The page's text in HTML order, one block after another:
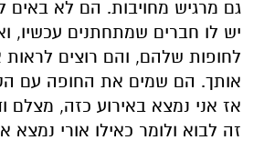
גם מרגיש מחויבות. הם לא באים
יש לו חברים שמתחתנים עכשיו,
לחופות שלהם, והם רוצים
אותך. הם שמים את החופה עם
אז אני נמצא באירוע כזה, מצלם
זה לבוא ולומר כאילו אורי נמצא